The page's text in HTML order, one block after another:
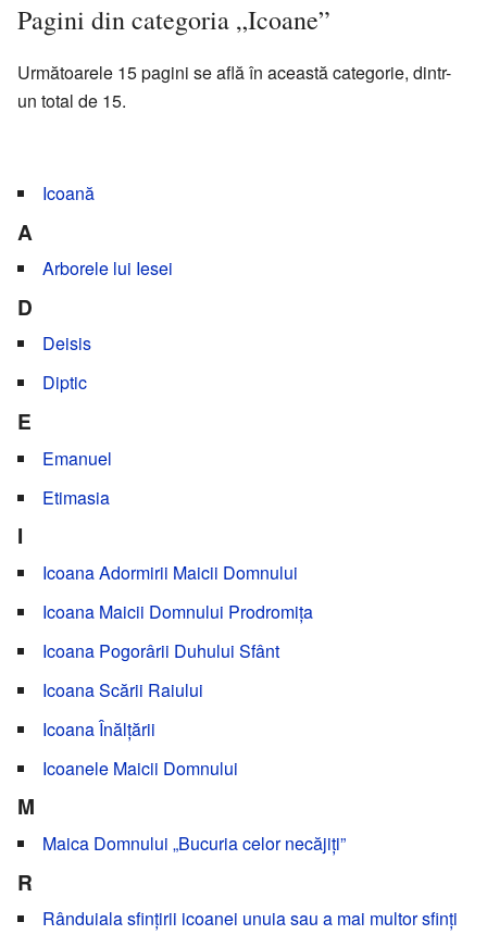
Pagini din categoria „Icoane”
Următoarele 15 pagini se află în această categorie, dintr-
un total de 15.
Icoană
A
Arborele lui Iesei
D
Deisis
Diptic
E
Emanuel
Etimasia
I
Icoana Adormirii Maicii Domnului
Icoana Maicii Domnului Prodromița
Icoana Pogorârii Duhului Sfânt
Icoana Scării Raiului
Icoana Înălțării
Icoanele Maicii Domnului
M
Maica Domnului „Bucuria celor necăjiți”
R
Rânduiala sfințirii icoanei unuia sau a mai multor sfinți